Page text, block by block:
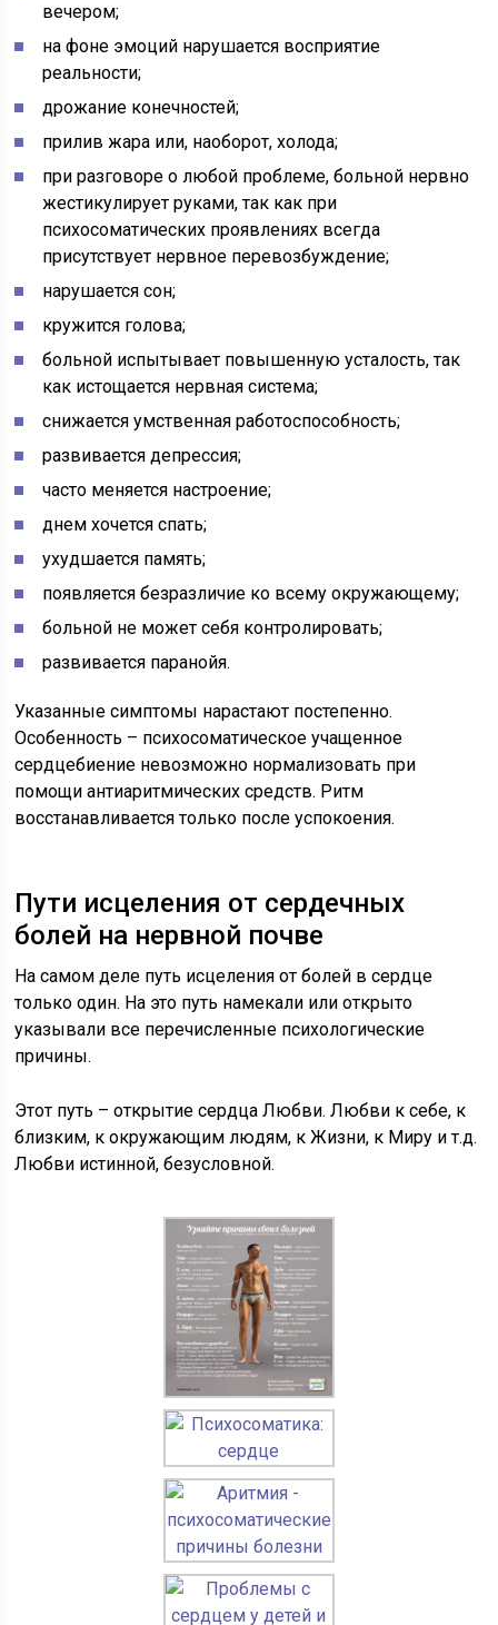
вечером;
на фоне эмоций нарушается восприятие
реальности;
дрожание конечностей;
прилив жара или, наоборот, холода;
при разговоре о любой проблеме, больной нервно
жестикулирует руками, так как при
психосоматических проявлениях всегда
присутствует нервное перевозбуждение;
нарушается сон;
кружится голова;
больной испытывает повышенную усталость, так
как истощается нервная система;
снижается умственная работоспособность;
развивается депрессия;
часто меняется настроение;
днем хочется спать;
ухудшается память;
появляется безразличие ко всему окружающему;
больной не может себя контролировать;
развивается паранойя.
Указанные симптомы нарастают постепенно.
Особенность – психосоматическое учащенное
сердцебиение невозможно нормализовать при
помощи антиаритмических средств. Ритм
восстанавливается только после успокоения.
Пути исцеления от сердечных
болей на нервной почве
На самом деле путь исцеления от болей в сердце
только один. На это путь намекали или открыто
указывали все перечисленные психологические
причины.
Этот путь – открытие сердца Любви. Любви к себе, к
близким, к окружающим людям, к Жизни, к Миру и т.д.
Любви истинной, безусловной.